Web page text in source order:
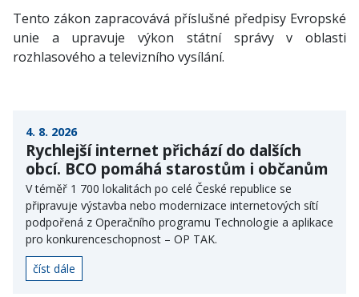
Tento zákon zapracovává příslušné předpisy Evropské
unie a upravuje výkon státní správy v oblasti
rozhlasového a televizního vysílání.
4. 8. 2026
Rychlejší internet přichází do dalších
obcí. BCO pomáhá starostům i občanům
V téměř 1 700 lokalitách po celé České republice se
připravuje výstavba nebo modernizace internetových sítí
podpořená z Operačního programu Technologie a aplikace
pro konkurenceschopnost – OP TAK.
číst dále